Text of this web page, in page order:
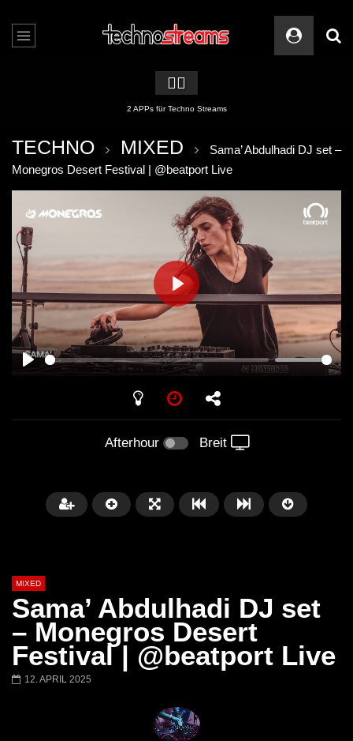
🏳️‍🌈
2 APPs für Techno Streams
TECHNO MIXED
Sama’ Abdulhadi DJ set –
Monegros Desert Festival | @beatport Live
PLAY
Afterhour Breit
Später
MIXED
Sama’ Abdulhadi DJ set
– Monegros Desert
Festival | @beatport Live
12. APRIL 2025